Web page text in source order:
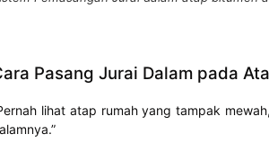
Pasang Jurai Dalam pada
lihat atap rumah yang tampak